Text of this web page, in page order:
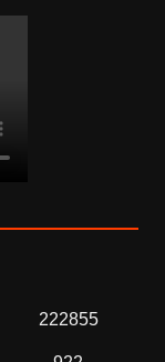
222855